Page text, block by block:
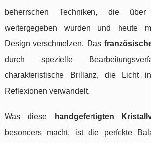
beherrschen Techniken, die über
weitergegeben wurden und heute
Design verschmelzen. Das
durch spezielle
charakteristische Brillanz, die Licht
Reflexionen verwandelt.
Was diese handgefertigten
besonders macht, ist die perfekte